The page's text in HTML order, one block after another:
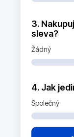
3.
sleva?
Žádný
4. Jak
Společný